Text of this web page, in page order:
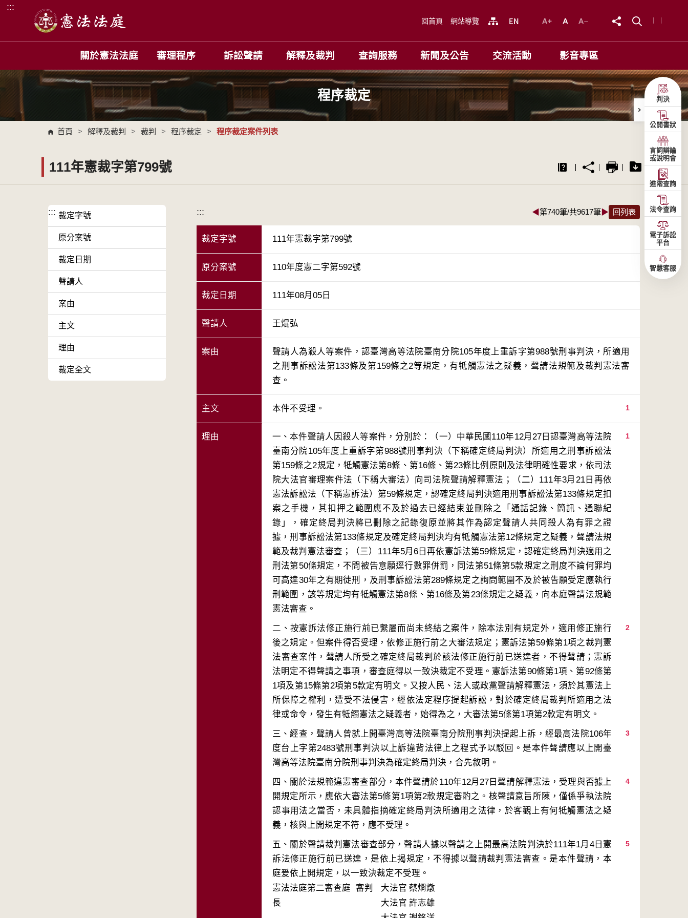
跳到主要內容區塊
:::
回首頁 網站導覽
關於憲法法庭 審理程序 訴訟聲請 解釋及裁判 查詢服務 新聞及公告 交流活動 影音專區
程序裁定
首頁 > 解釋及裁判 > 裁判 > 程序裁定 > 程序裁定案件列表
111年憲裁字第799號
::: 裁定字號
原分案號
裁定日期
聲請人
案由
主文
理由
裁定全文
::: ◀第740筆/共9617筆▶ 回列表
裁定字號 111年憲裁字第799號
原分案號 110年度憲二字第592號
裁定日期 111年08月05日
聲請人 王焜弘
案由
聲請人為殺人等案件，認臺灣高等法院臺南分院105年度上重訴字第988號刑事判決，所適用
之刑事訴訟法第133條及第159條之2等規定，有牴觸憲法之疑義，聲請法規範及裁判憲法審
查。
主文 1
本件不受理。
理由 1
一、本件聲請人因殺人等案件，分別於：（一）中華民國110年12月27日認臺灣高等法院
臺南分院105年度上重訴字第988號刑事判決（下稱確定終局判決）所適用之刑事訴訟法
第159條之2規定，牴觸憲法第8條、第16條、第23條比例原則及法律明確性要求，依司法
院大法官審理案件法（下稱大審法）向司法院聲請解釋憲法；（二）111年3月21日再依
憲法訴訟法（下稱憲訴法）第59條規定，認確定終局判決適用刑事訴訟法第133條規定扣
案之手機，其扣押之範圍應不及於過去已經結束並刪除之「通話記錄、簡訊、通聯紀
錄」，確定終局判決將已刪除之記錄復原並將其作為認定聲請人共同殺人為有罪之證
據，刑事訴訟法第133條規定及確定終局判決均有牴觸憲法第12條規定之疑義，聲請法規
範及裁判憲法審查；（三）111年5月6日再依憲訴法第59條規定，認確定終局判決適用之
刑法第50條規定，不問被告意願逕行數罪併罰，同法第51條第5款規定之刑度不論何罪均
可高達30年之有期徒刑，及刑事訴訟法第289條規定之詢問範圍不及於被告願受定應執行
刑範圍，該等規定均有牴觸憲法第8條、第16條及第23條規定之疑義，向本庭聲請法規範
2
二、按憲訴法修正施行前已繫屬而尚未終結之案件，除本法別有規定外，適用修正施行
後之規定。但案件得否受理，依修正施行前之大審法規定；憲訴法第59條第1項之裁判憲
法審查案件，聲請人所受之確定終局裁判於該法修正施行前已送達者，不得聲請；憲訴
法明定不得聲請之事項，審查庭得以一致決裁定不受理。憲訴法第90條第1項、第92條第
1項及第15條第2項第5款定有明文。又按人民、法人或政黨聲請解釋憲法，須於其憲法上
所保障之權利，遭受不法侵害，經依法定程序提起訴訟，對於確定終局裁判所適用之法
3
三、經查，聲請人曾就上開臺灣高等法院臺南分院刑事判決提起上訴，經最高法院106年
度台上字第2483號刑事判決以上訴違背法律上之程式予以駁回。是本件聲請應以上開臺
4
四、關於法規範違憲審查部分，本件聲請於110年12月27日聲請解釋憲法，受理與否據上
開規定所示，應依大審法第5條第1項第2款規定審酌之。核聲請意旨所陳，僅係爭執法院
認事用法之當否，未具體指摘確定終局判決所適用之法律，於客觀上有何牴觸憲法之疑
5
五、關於聲請裁判憲法審查部分，聲請人據以聲請之上開最高法院判決於111年1月4日憲
訴法修正施行前已送達，是依上揭規定，不得據以聲請裁判憲法審查。是本件聲請，本
憲法法庭第二審查庭 審判
長
大法官 蔡烱燉
大法官 許志雄
判決
公開書狀
言詞辯論
或說明會
進階查詢
法令查詢
電子訴訟
平台
智慧客服